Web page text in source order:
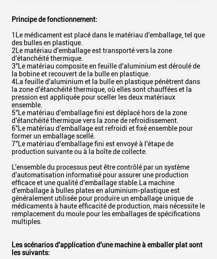
Principe de fonctionnement:
1Le médicament est placé dans le matériau d'emballage, tel que
des bulles en plastique.
2Le matériau d'emballage est transporté vers la zone
d'étanchéité thermique.
3"Le matériau composite en feuille d'aluminium est déroulé de
la bobine et recouvert de la bulle en plastique.
4La feuille d'aluminium et la bulle en plastique pénètrent dans
la zone d'étanchéité thermique, où elles sont chauffées et la
pression est appliquée pour sceller les deux matériaux
ensemble.
5"Le matériau d'emballage fini est déplacé hors de la zone
d'étanchéité thermique vers la zone de refroidissement.
6"Le matériau d'emballage est refroidi et fixé ensemble pour
former un emballage scellé.
7"Le matériau d'emballage fini est envoyé à l'étape de
production suivante ou à la boîte de collecte.
L'ensemble du processus peut être contrôlé par un système
d'automatisation informatisé pour assurer une production
efficace et une qualité d'emballage stable.La machine
d'emballage à bulles plates en aluminium-plastique est
généralement utilisée pour produire un emballage unique de
médicaments à haute efficacité de production, mais nécessite le
remplacement du moule pour les emballages de spécifications
multiples.
Les scénarios d'application d'une machine à emballer plat sont
les suivants: